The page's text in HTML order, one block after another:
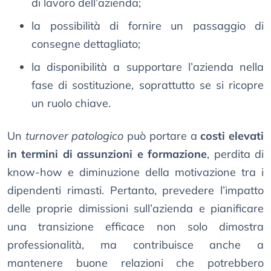
di lavoro dell’azienda;
la possibilità di fornire un passaggio di
consegne dettagliato;
la disponibilità a supportare l’azienda nella
fase di sostituzione, soprattutto se si ricopre
un ruolo chiave.
Un turnover patologico può portare acosti elevati
in termini di assunzioni e formazione, perdita di
know-how e diminuzione della motivazione tra i
dipendenti rimasti. Pertanto, prevedere l’impatto
delle proprie dimissioni sull’azienda e pianificare
una transizione efficace non solo dimostra
professionalità, ma contribuisce anche a
mantenere buone relazioni che potrebbero